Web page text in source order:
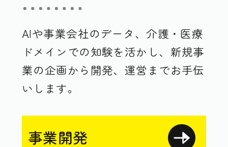
AIや事業会社のデータ、介護・医療
ドメインでの知験を活かし、新規事
業の企画から開発、運営までお手伝
いします。
事業開発